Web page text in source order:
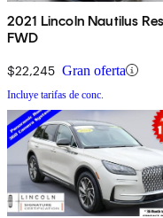
2021 Lincoln Nautilus
FWD
$22,245 Gran oferta
Incluye tarifas de conc.